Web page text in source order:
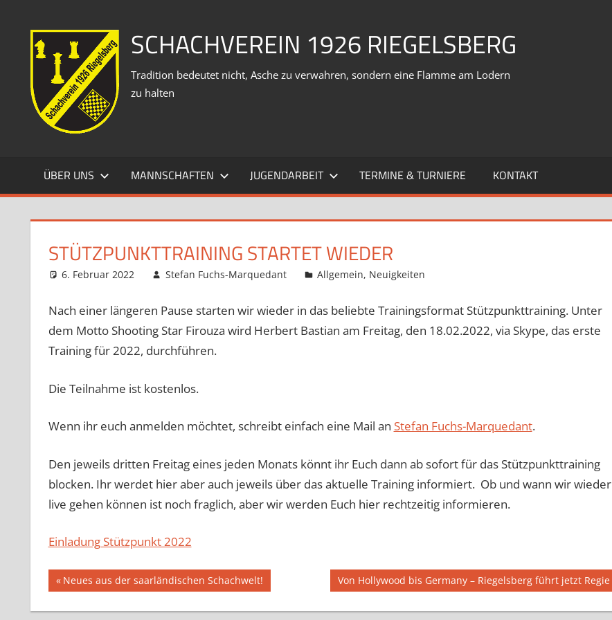
springen
SCHACHVEREIN 1926 RIEGELSBERG
Tradition bedeutet nicht, Asche zu verwahren, sondern eine Flamme am Lodern
zu halten
ÜBER UNS MANNSCHAFTEN JUGENDARBEIT TERMINE & TURNIERE KONTAKT
STÜTZPUNKTTRAINING STARTET WIEDER
6. Februar 2022 Stefan Fuchs-Marquedant Allgemein, Neuigkeiten
Nach einer längeren Pause starten wir wieder in das beliebte Trainingsformat Stützpunkttraining. Unter
dem Motto Shooting Star Firouza wird Herbert Bastian am Freitag, den 18.02.2022, via Skype, das erste
Training für 2022, durchführen.
Die Teilnahme ist kostenlos.
Wenn ihr euch anmelden möchtet, schreibt einfach eine Mail an Stefan Fuchs-Marquedant.
Den jeweils dritten Freitag eines jeden Monats könnt ihr Euch dann ab sofort für das Stützpunkttraining
blocken. Ihr werdet hier aber auch jeweils über das aktuelle Training informiert. Ob und wann wir wieder
live gehen können ist noch fraglich, aber wir werden Euch hier rechtzeitig informieren.
Einladung Stützpunkt 2022
Beitragsnavigation
Vorheriger
Beitrag:
Neues aus der saarländischen Schachwelt!
Nächster
Beitrag:
Von Hollywood bis Germany – Riegelsberg führt jetzt Regie